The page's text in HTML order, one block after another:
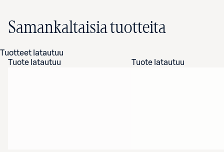
Samankaltaisia tuotteita
Tuotteet latautuu
Tuote latautuu
Tuote latautuu